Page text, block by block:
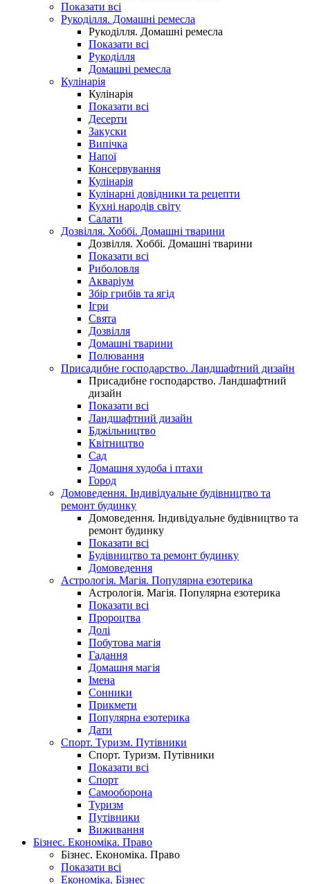
Показати всі
Рукоділля. Домашні ремесла
Рукоділля. Домашні ремесла
Показати всі
Рукоділля
Домашні ремесла
Кулінарія
Кулінарія
Показати всі
Десерти
Закуски
Випічка
Напої
Консервування
Кулінарія
Кулінарні довідники та рецепти
Кухні народів світу
Салати
Дозвілля. Хоббі. Домашні тварини
Дозвілля. Хоббі. Домашні тварини
Показати всі
Риболовля
Акваріум
Збір грибів та ягід
Ігри
Свята
Дозвілля
Домашні тварини
Полювання
Присадибне господарство. Ландшафтний дизайн
Присадибне господарство. Ландшафтний
дизайн
Показати всі
Ландшафтний дизайн
Бджільництво
Квітництво
Сад
Домашня худоба і птахи
Город
Домоведення. Індивідуальне будівництво та
ремонт будинку
Домоведення. Індивідуальне будівництво та
ремонт будинку
Показати всі
Будівництво та ремонт будинку
Домоведення
Астрологія. Магія. Популярна езотерика
Астрологія. Магія. Популярна езотерика
Показати всі
Пророцтва
Долі
Побутова магія
Гадання
Домашня магія
Імена
Сонники
Прикмети
Популярна езотерика
Дати
Спорт. Туризм. Путівники
Спорт. Туризм. Путівники
Показати всі
Спорт
Самооборона
Туризм
Путівники
Виживання
Бізнес. Економіка. Право
Бізнес. Економіка. Право
Показати всі
Економіка. Бізнес